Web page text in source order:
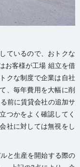
ているので、おトクな
お客様が工場 組立を借
クな制度で企業は自社
、毎年費用を大幅に削
前に賃貸会社の追加サ
つかをよく確認してく
社に対しては無視をし
と生産を開始する際の